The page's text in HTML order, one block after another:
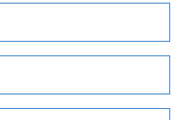
凡例
Cd Cr(VI)